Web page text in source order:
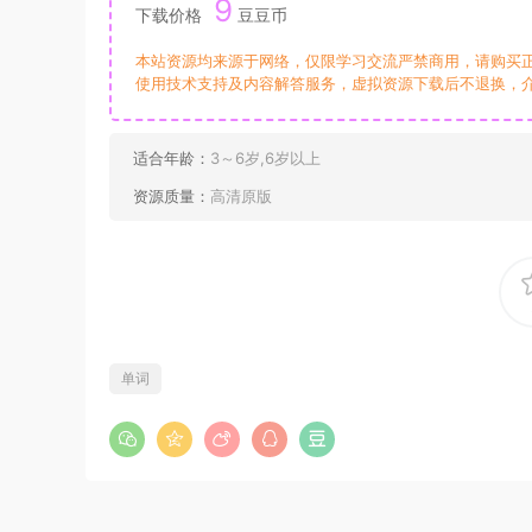
下载价格 9 豆豆币
本站资源均来源于网络，仅限学习交流严禁商用，请购
使用技术支持及内容解答服务，虚拟资源下载后不退换，
适合年龄： 3～6岁,6岁以上
资源质量： 高清原版
单词